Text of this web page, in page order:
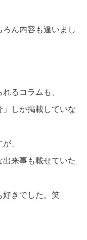
ん内容も違いまし
るコラムも、
しか掲載していな
、
来事も載せていた
好きでした。笑